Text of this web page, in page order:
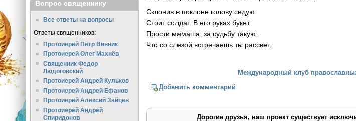
Склонив в поклоне голову седую
Стоит солдат. В его руках букет.
Прости мамаша, за судьбу такую,
Что со слезой встречаешь ты рассвет.
Международный клуб
Добавить комментарий
Дорогие друзья, наш проект существует
Вопрос священнику
Все ответы на вопросы
Ответы священников:
Протоиерей Пётр Винник
Протоиерей Олег Махнёв
Священник Федор
Людоговский
Протоиерей Андрей Кульков
Протоиерей Андрей Ефанов
Протоиерей Алексий Зайцев
Протоиерей Андрей
Спиридонов